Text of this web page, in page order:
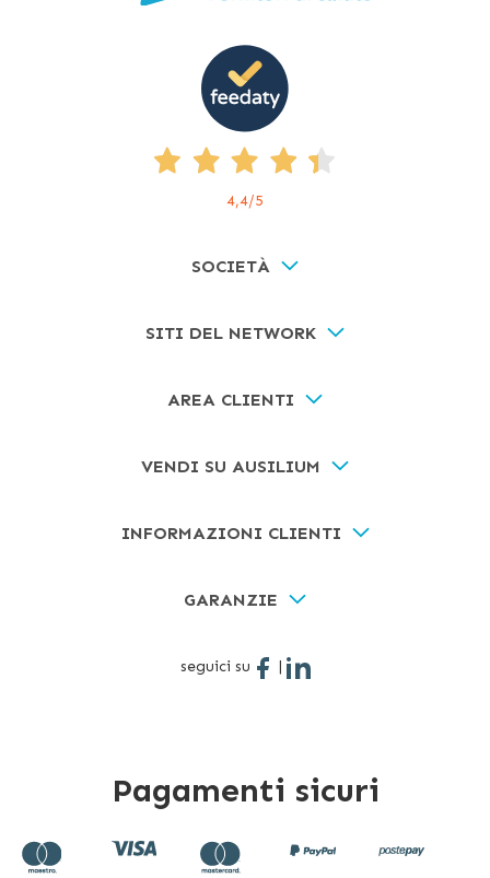
4,4/5
SOCIETÀ
SITI DEL NETWORK
AREA CLIENTI
VENDI SU AUSILIUM
INFORMAZIONI CLIENTI
GARANZIE
seguici su |
Pagamenti sicuri